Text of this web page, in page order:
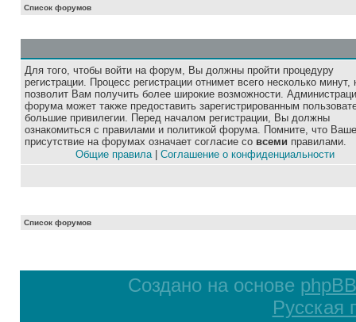
Список форумов
Для того, чтобы войти на форум, Вы должны пройти процедуру
регистрации. Процесс регистрации отнимет всего несколько минут,
позволит Вам получить более широкие возможности.
форума может также предоставить зарегистрированным
большие привилегии. Перед началом регистрации, Вы должны
ознакомиться с правилами и политикой форума. Помните, что Ваше
присутствие на форумах означает согласие со всеми правилами.
Общие правила| Соглашение о конфиденциальности
Список форумов
Создано на основе phpBB
Русская